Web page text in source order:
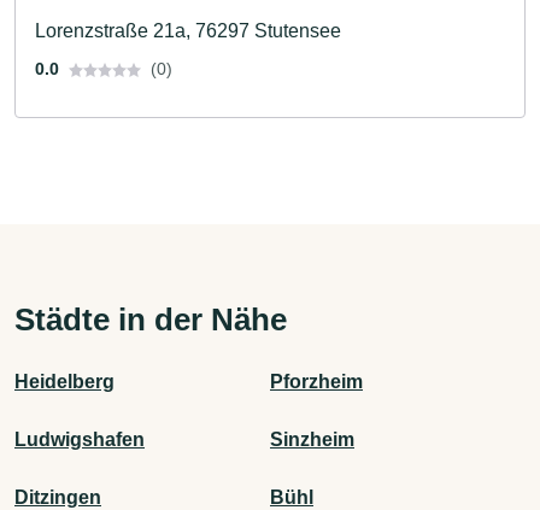
Lorenzstraße 21a, 76297 Stutensee
0.0 (0)
Städte in der Nähe
Heidelberg Pforzheim
Ludwigshafen Sinzheim
Ditzingen Bühl